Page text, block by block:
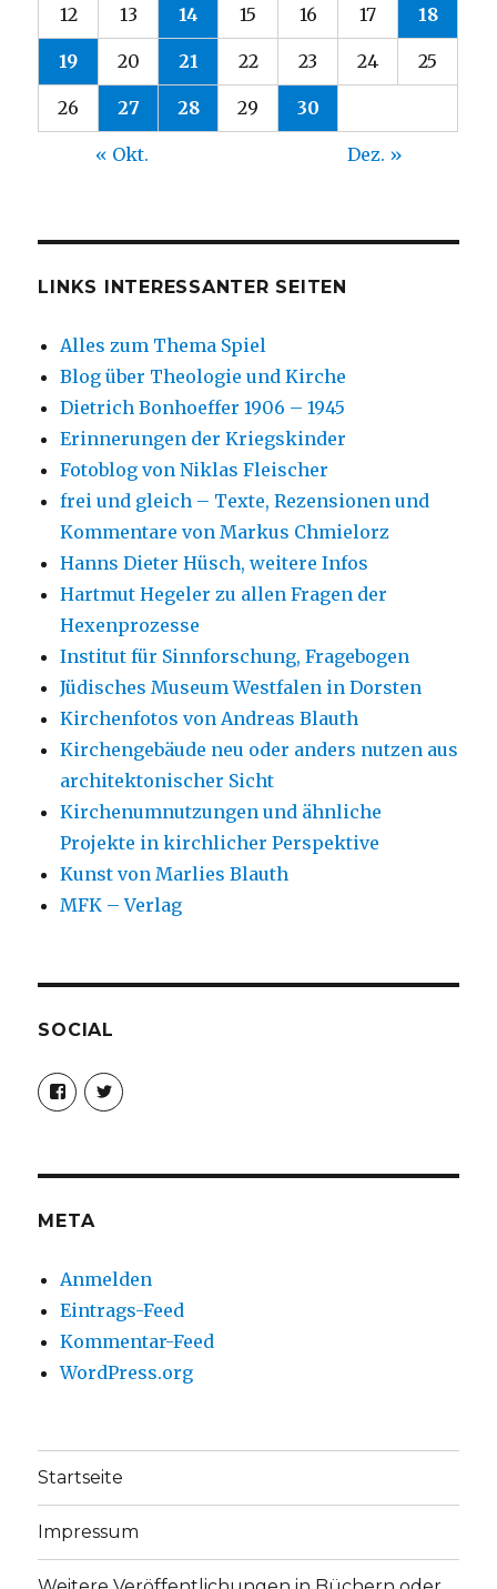
12 13 14 15 16 17 18
19 20 21 22 23 24 25
26 27 28 29 30
« Okt. Dez. »
LINKS INTERESSANTER SEITEN
Alles zum Thema Spiel
Blog über Theologie und Kirche
Dietrich Bonhoeffer 1906 – 1945
Erinnerungen der Kriegskinder
Fotoblog von Niklas Fleischer
frei und gleich – Texte, Rezensionen und
Kommentare von Markus Chmielorz
Hanns Dieter Hüsch, weitere Infos
Hartmut Hegeler zu allen Fragen der
Hexenprozesse
Institut für Sinnforschung, Fragebogen
Jüdisches Museum Westfalen in Dorsten
Kirchenfotos von Andreas Blauth
Kirchengebäude neu oder anders nutzen aus
architektonischer Sicht
Kirchenumnutzungen und ähnliche
Projekte in kirchlicher Perspektive
Kunst von Marlies Blauth
MFK – Verlag
SOCIAL
Profil
von
christoph.fleischer1
anzeigen
Profil
von
anzeigen
META
Anmelden
Eintrags-Feed
Kommentar-Feed
WordPress.org
Startseite
Impressum